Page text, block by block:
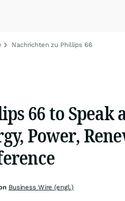
Nachrichten zu Phillips 66
66 to Speak
Power,
Business Wire (engl.)